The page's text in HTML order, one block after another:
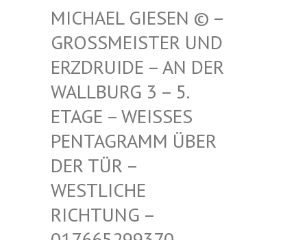
AEL GIESEN © – GROSS
MEISTER UND ERZDR
UIDE – AN DER WALLB
URG 3 – 5. ETAGE
– WEISSES PENTAG
RAMM ÜBER DER TÜ
R – WESTLI
CHE RICHTU
NG – 017665